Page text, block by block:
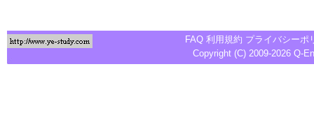
FAQ 利用規約 プライバシーポ
Copyright (C) 2009-2026 Q-